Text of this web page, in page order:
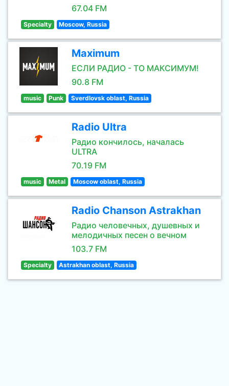
67.04 FM
Specialty Moscow, Russia
Maximum
ЕСЛИ РАДИО - ТО МАКСИМУМ!
90.8 FM
music Punk Sverdlovsk oblast, Russia
Radio Ultra
Радио кончилось, началась
ULTRA
70.19 FM
music Metal Moscow oblast, Russia
Radio Chanson Astrakhan
Радио человечных, душевных и
мелодичных песен о вечном
103.7 FM
Specialty Astrakhan oblast, Russia